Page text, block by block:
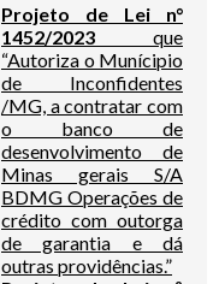
Projeto de Lei n°
1452/2023 que
“Autoriza o Munícipio
de Inconfidentes
/MG, a contratar com
o banco de
desenvolvimento de
Minas gerais S/A
BDMG Operações de
crédito com outorga
de garantia e dá
outras providências.”